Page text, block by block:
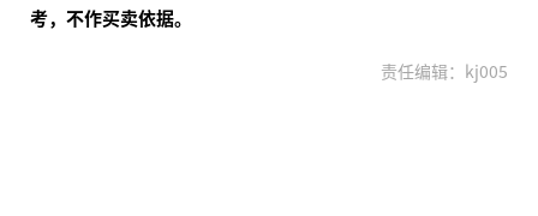
考，不作买卖依据。
责任编辑：kj005